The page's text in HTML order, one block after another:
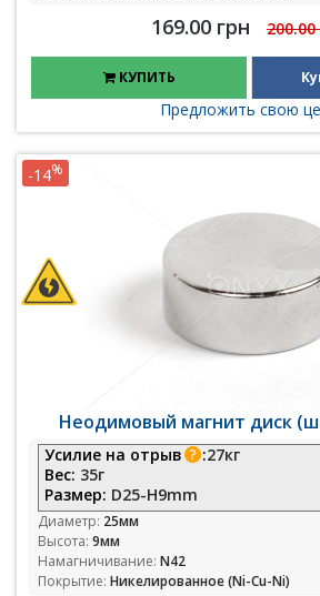
169.00 грн 200.00
КУПИТЬ
Предложить свою
Неодимовый магнит диск
Усилие на отрыв :27кг
Вес: 35г
Размер: D25-H9mm
Диаметр: 25мм
Высота: 9мм
Намагничивание: N42
Покрытие: Никелированное (Ni-Cu-Ni)
-14%